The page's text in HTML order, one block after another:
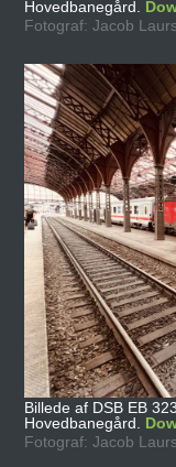
Hovedbanegård.
Fotograf: Jacob
Billede af DSB EB
Hovedbanegård.
Fotograf: Jacob